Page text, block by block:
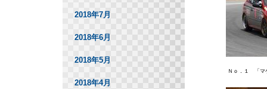
Ｎｏ．１ 「マ
2018年7月
2018年6月
2018年5月
2018年4月